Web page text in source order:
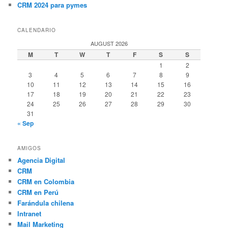
CRM 2024 para pymes
CALENDARIO
AUGUST 2026
M T W T F S S
1
2
3
4 5 6 7 8
9
10
11 12 13 14 15
16
17
18 19 20 21 22
23
24
25 26 27 28 29
30
31
« Sep
AMIGOS
Agencia Digital
CRM
CRM en Colombia
CRM en Perú
Farándula chilena
Intranet
Mail Marketing